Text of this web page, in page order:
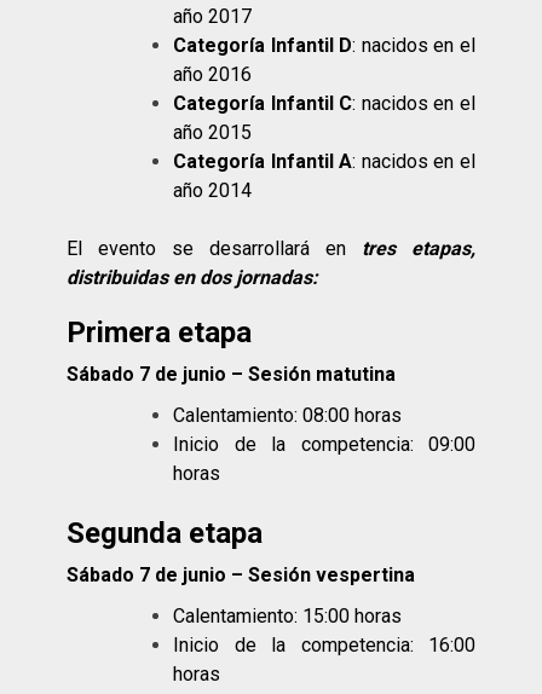
año 2017
Categoría Infantil D: nacidos en el
año 2016
Categoría Infantil C: nacidos en el
año 2015
Categoría Infantil A: nacidos en el
año 2014
El evento se desarrollará en tres etapas,
distribuidas en dos jornadas:
Primera etapa
Sábado 7 de junio – Sesión matutina
Calentamiento: 08:00 horas
Inicio de la competencia: 09:00
horas
Segunda etapa
Sábado 7 de junio – Sesión vespertina
Calentamiento: 15:00 horas
Inicio de la competencia: 16:00
horas